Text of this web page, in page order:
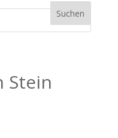
Stein